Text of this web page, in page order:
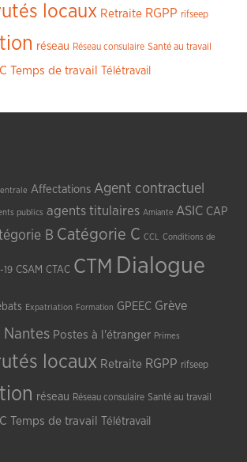
locaux Retraite RGPP rifseep
réseau Réseau consulaire Santé au travail
Temps de travail Télétravail
Affectations Agent contractuel
publics agents titulaires Amiante ASIC CAP
B Catégorie C CCL Conditions de
19 CSAM CTAC CTM Dialogue
Expatriation Formation GPEEC Grève
Nantes Postes à l'étranger Primes
locaux Retraite RGPP rifseep
réseau Réseau consulaire Santé au travail
Temps de travail Télétravail